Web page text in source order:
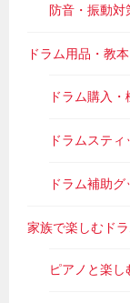
防音・振動対
ドラム用品・教本
ドラム購入
ドラムスティ
ドラム補助グ
家族で楽しむド
ピアノと楽し